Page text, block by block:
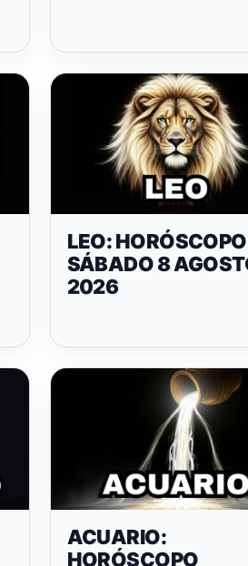
LEO: HORÓSCOPO
SÁBADO 8
2026
ACUARIO:
HORÓSCOPO